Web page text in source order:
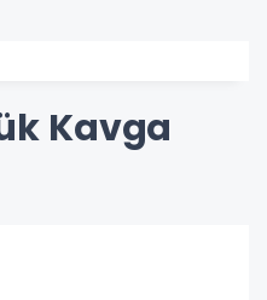
Kavga